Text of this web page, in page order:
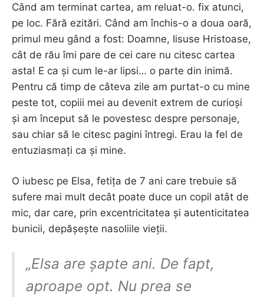
Când am terminat cartea, am reluat-o. fix atunci,
pe loc. Fără ezitări. Când am închis-o a doua oară,
primul meu gând a fost: Doamne, Iisuse Hristoase,
cât de rău îmi pare de cei care nu citesc cartea
asta! E ca și cum le-ar lipsi… o parte din inimă.
Pentru că timp de câteva zile am purtat-o cu mine
peste tot, copiii mei au devenit extrem de curioși
și am început să le povestesc despre personaje,
sau chiar să le citesc pagini întregi. Erau la fel de
entuziasmați ca și mine.
O iubesc pe Elsa, fetița de 7 ani care trebuie să
sufere mai mult decât poate duce un copil atât de
mic, dar care, prin excentricitatea și autenticitatea
bunicii, depășește nasoliile vieții.
„Elsa are șapte ani. De fapt,
aproape opt. Nu prea se